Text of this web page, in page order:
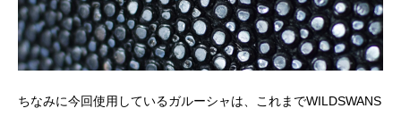
ちなみに今回使用しているガルーシャは、これまでWILDSWANS